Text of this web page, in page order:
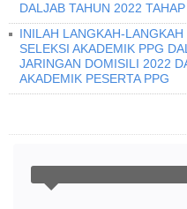
DALJAB TAHUN 2022
INILAH LANGKAH-
SELEKSI AKADEMIK PPG
JARINGAN DOMISILI 2022
AKADEMIK PESERTA PPG